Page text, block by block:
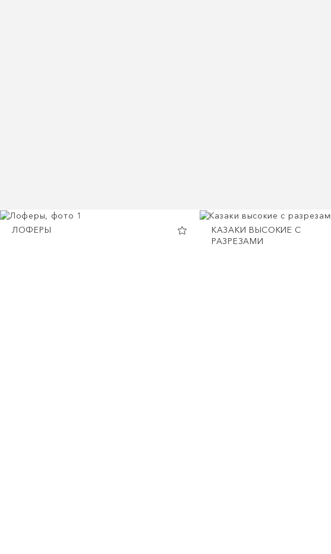
ЛОФЕРЫ
КАЗАКИ ВЫСОКИЕ С
РАЗРЕЗАМИ